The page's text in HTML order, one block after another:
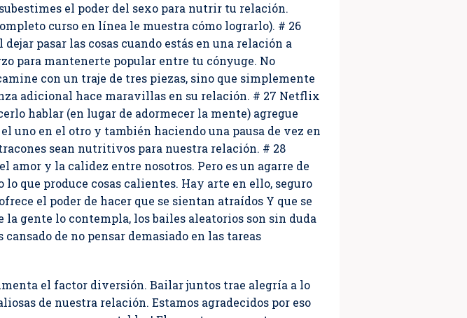
el poder del sexo para nutrir tu relación.
curso en línea le muestra cómo lograrlo). # 26
pasar las cosas cuando estás en una relación a
para mantenerte popular entre tu cónyuge. No
con un traje de tres piezas, sino que simplemente
adicional hace maravillas en su relación. # 27 Netflix
hablar (en lugar de adormecer la mente) agregue
uno en el otro y también haciendo una pausa de vez en
sean nutritivos para nuestra relación. # 28
y la calidez entre nosotros. Pero es un agarre de
que produce cosas calientes. Hay arte en ello, seguro
el poder de hacer que se sientan atraídos Y que se
gente lo contempla, los bailes aleatorios son sin duda
de no pensar demasiado en las tareas
el factor diversión. Bailar juntos trae alegría a lo
de nuestra relación. Estamos agradecidos por eso